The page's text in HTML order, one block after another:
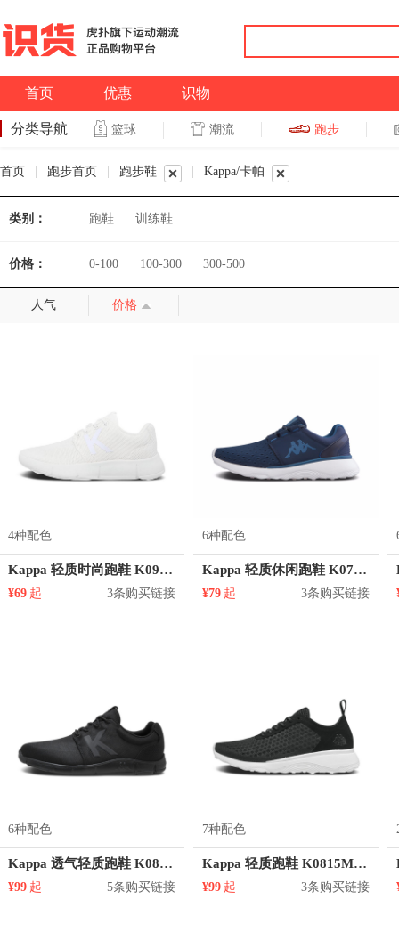
首页 优惠 识物
分类导航 篮球 潮流 跑步
首页 跑步首页 跑步鞋 Kappa/卡帕
类别： 跑鞋 训练鞋
价格： 0-100 100-300 300-500
人气 价格
4种配色
Kappa 轻质时尚跑鞋 K0915MQ63
¥69 起 3条购买链接
6种配色
Kappa 轻质休闲跑鞋 K0755MQ61
¥79 起 3条购买链接
6种配色
Kappa 透气轻质跑鞋 K08W5MQ69D
¥99 起 5条购买链接
7种配色
Kappa 轻质跑鞋 K0815MQ25
¥99 起 3条购买链接